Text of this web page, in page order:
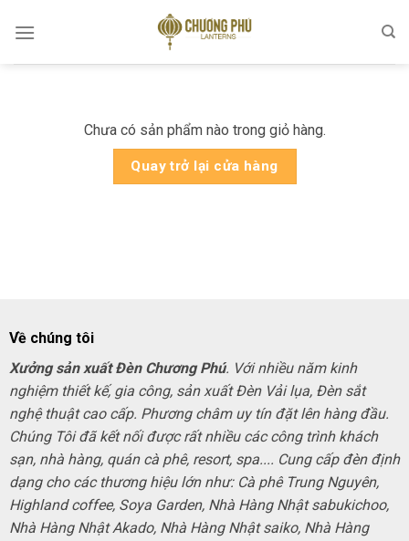
Chưa có sản phẩm nào trong giỏ hàng.
Quay trở lại cửa hàng
Về chúng tôi
Xưởng sản xuất Đèn Chương Phú. Với nhiều năm kinh
nghiệm thiết kế, gia công, sản xuất Đèn Vải lụa, Đèn sắt
nghệ thuật cao cấp. Phương châm uy tín đặt lên hàng đầu.
Chúng Tôi đã kết nối được rất nhiều các công trình khách
sạn, nhà hàng, quán cà phê, resort, spa.... Cung cấp đèn định
dạng cho các thương hiệu lớn như: Cà phê Trung Nguyên,
Highland coffee, Soya Garden, Nhà Hàng Nhật sabukichoo,
Nhà Hàng Nhật Akado, Nhà Hàng Nhật saiko, Nhà Hàng